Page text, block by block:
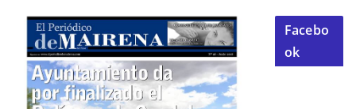
Facebo
ok